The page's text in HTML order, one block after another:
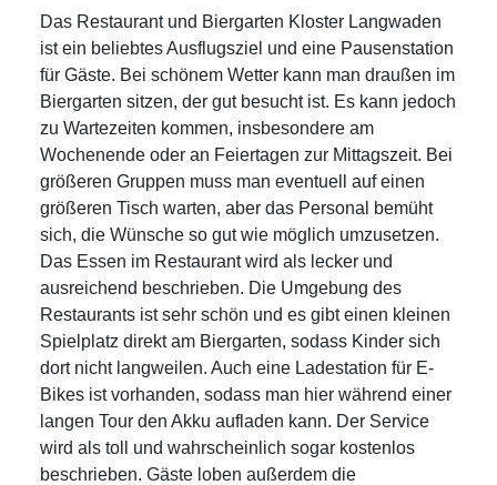
Das Restaurant und Biergarten Kloster Langwaden
ist ein beliebtes Ausflugsziel und eine Pausenstation
für Gäste. Bei schönem Wetter kann man draußen im
Biergarten sitzen, der gut besucht ist. Es kann jedoch
zu Wartezeiten kommen, insbesondere am
Wochenende oder an Feiertagen zur Mittagszeit. Bei
größeren Gruppen muss man eventuell auf einen
größeren Tisch warten, aber das Personal bemüht
sich, die Wünsche so gut wie möglich umzusetzen.
Das Essen im Restaurant wird als lecker und
ausreichend beschrieben. Die Umgebung des
Restaurants ist sehr schön und es gibt einen kleinen
Spielplatz direkt am Biergarten, sodass Kinder sich
dort nicht langweilen. Auch eine Ladestation für E-
Bikes ist vorhanden, sodass man hier während einer
langen Tour den Akku aufladen kann. Der Service
wird als toll und wahrscheinlich sogar kostenlos
beschrieben. Gäste loben außerdem die